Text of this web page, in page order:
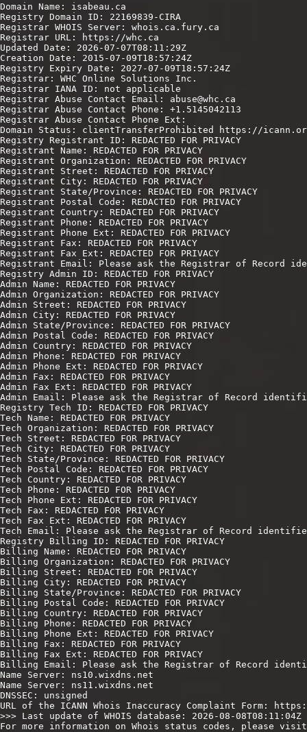
Domain Name: isabeau.ca
Registry Domain ID: 22169839-CIRA
Registrar WHOIS Server: whois.ca.fury.ca
Registrar URL: https://whc.ca
Updated Date: 2026-07-07T08:11:29Z
Creation Date: 2015-07-09T18:57:24Z
Registry Expiry Date: 2027-07-09T18:57:24Z
Registrar: WHC Online Solutions Inc.
Registrar IANA ID: not applicable
Registrar Abuse Contact Email: abuse@whc.ca
Registrar Abuse Contact Phone: +1.5145042113
Registrar Abuse Contact Phone Ext:
Domain Status: clientTransferProhibited https://
Registry Registrant ID: REDACTED FOR PRIVACY
Registrant Name: REDACTED FOR PRIVACY
Registrant Organization: REDACTED FOR PRIVACY
Registrant Street: REDACTED FOR PRIVACY
Registrant City: REDACTED FOR PRIVACY
Registrant State/Province: REDACTED FOR PRIVACY
Registrant Postal Code: REDACTED FOR PRIVACY
Registrant Country: REDACTED FOR PRIVACY
Registrant Phone: REDACTED FOR PRIVACY
Registrant Phone Ext: REDACTED FOR PRIVACY
Registrant Fax: REDACTED FOR PRIVACY
Registrant Fax Ext: REDACTED FOR PRIVACY
Registrant Email: Please ask the Registrar of Record
Registry Admin ID: REDACTED FOR PRIVACY
Admin Name: REDACTED FOR PRIVACY
Admin Organization: REDACTED FOR PRIVACY
Admin Street: REDACTED FOR PRIVACY
Admin City: REDACTED FOR PRIVACY
Admin State/Province: REDACTED FOR PRIVACY
Admin Postal Code: REDACTED FOR PRIVACY
Admin Country: REDACTED FOR PRIVACY
Admin Phone: REDACTED FOR PRIVACY
Admin Phone Ext: REDACTED FOR PRIVACY
Admin Fax: REDACTED FOR PRIVACY
Admin Fax Ext: REDACTED FOR PRIVACY
Admin Email: Please ask the Registrar of Record
Registry Tech ID: REDACTED FOR PRIVACY
Tech Name: REDACTED FOR PRIVACY
Tech Organization: REDACTED FOR PRIVACY
Tech Street: REDACTED FOR PRIVACY
Tech City: REDACTED FOR PRIVACY
Tech State/Province: REDACTED FOR PRIVACY
Tech Postal Code: REDACTED FOR PRIVACY
Tech Country: REDACTED FOR PRIVACY
Tech Phone: REDACTED FOR PRIVACY
Tech Phone Ext: REDACTED FOR PRIVACY
Tech Fax: REDACTED FOR PRIVACY
Tech Fax Ext: REDACTED FOR PRIVACY
Tech Email: Please ask the Registrar of Record
Registry Billing ID: REDACTED FOR PRIVACY
Billing Name: REDACTED FOR PRIVACY
Billing Organization: REDACTED FOR PRIVACY
Billing Street: REDACTED FOR PRIVACY
Billing City: REDACTED FOR PRIVACY
Billing State/Province: REDACTED FOR PRIVACY
Billing Postal Code: REDACTED FOR PRIVACY
Billing Country: REDACTED FOR PRIVACY
Billing Phone: REDACTED FOR PRIVACY
Billing Phone Ext: REDACTED FOR PRIVACY
Billing Fax: REDACTED FOR PRIVACY
Billing Fax Ext: REDACTED FOR PRIVACY
Billing Email: Please ask the Registrar of Record
Name Server: ns10.wixdns.net
Name Server: ns11.wixdns.net
DNSSEC: unsigned
URL of the ICANN Whois Inaccuracy Complaint Form:
>>> Last update of WHOIS database: 2026-08-08T08:11:04Z
For more information on Whois status codes, please